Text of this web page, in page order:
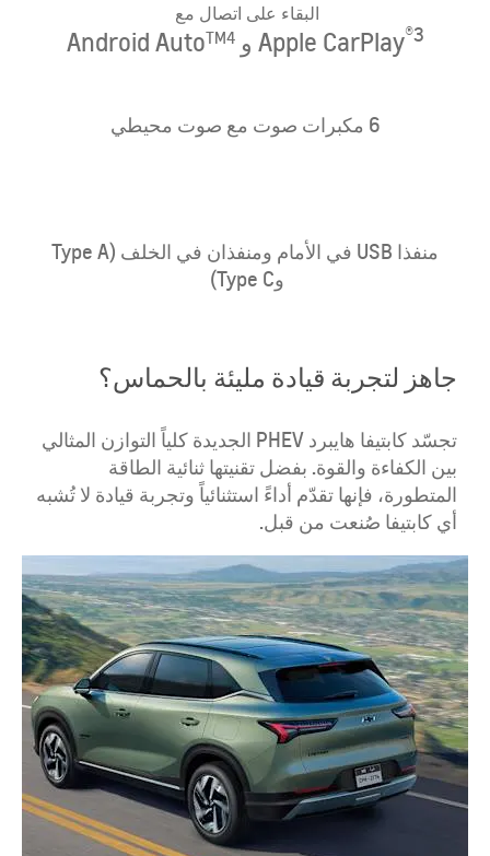
البقاء على اتصال مع
Apple CarPlay®3 و Android AutoTM4
6 مكبرات صوت مع صوت محيطي
​منفذا USB في الأمام ومنفذان في الخلف (Type A
وType C) ​
جاهز لتجربة قيادة مليئة بالحماس؟
تجسّد كابتيفا هايبرد PHEV الجديدة كلياً التوازن المثالي
بين الكفاءة والقوة. بفضل تقنيتها ثنائية الطاقة
المتطورة، فإنها تقدّم أداءً استثنائياً وتجربة قيادة لا تُشبه
أي كابتيفا صُنعت من قبل.